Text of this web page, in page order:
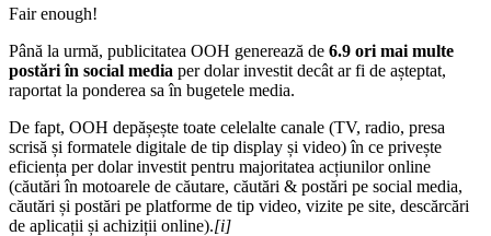
Fair enough!
Până la urmă, publicitatea OOH generează de 6.9 ori mai multe
postări în social media per dolar investit decât ar fi de așteptat,
raportat la ponderea sa în bugetele media.
De fapt, OOH depășește toate celelalte canale (TV, radio, presa
scrisă și formatele digitale de tip display și video) în ce privește
eficiența per dolar investit pentru majoritatea acțiunilor online
(căutări în motoarele de căutare, căutări & postări pe social media,
căutări și postări pe platforme de tip video, vizite pe site, descărcări
de aplicații și achiziții online).[i]